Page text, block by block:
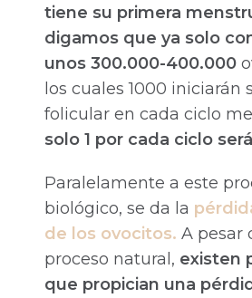
tiene su primera
digamos que ya solo
unos 300.000-400.000
los cuales 1000 iniciarán
folicular en cada ciclo
solo 1 por cada ciclo
Paralelamente a este
biológico, se da la
de los ovocitos. A pesar
proceso natural, existen
que propician una